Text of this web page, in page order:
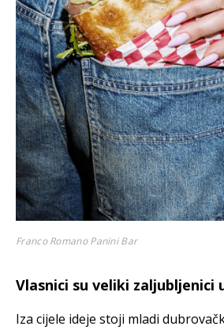
Franco Romano Panini Bar
Vlasnici su veliki zaljubljenici
Iza cijele ideje stoji mladi